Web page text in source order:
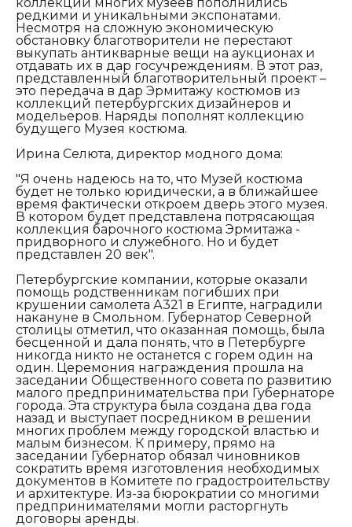
редкими и уникальными экспонатами.
Несмотря на сложную экономическую
обстановку благотворители не перестают
выкупать антикварные вещи на аукционах и
отдавать их в дар госучреждениям. В этот раз,
представленный благотворительный проект –
это передача в дар Эрмитажу костюмов из
коллекций петербургских дизайнеров и
модельеров. Наряды пополнят коллекцию
будущего Музея костюма.
Ирина Селюта, директор модного дома:
"Я очень надеюсь на то, что Музей костюма
будет не только юридически, а в ближайшее
время фактически откроем дверь этого музея.
В котором будет представлена потрясающая
коллекция барочного костюма Эрмитажа -
придворного и служебного. Но и будет
представлен 20 век".
Петербургские компании, которые оказали
помощь родственникам погибших при
крушении самолета А321 в Египте, наградили
накануне в Смольном. Губернатор Северной
столицы отметил, что оказанная помощь, была
бесценной и дала понять, что в Петербурге
никогда никто не останется с горем один на
один. Церемония награждения прошла на
заседании Общественного совета по развитию
малого предпринимательства при Губернаторе
города. Эта структура была создана два года
назад и выступает посредником в решении
многих проблем между городской властью и
малым бизнесом. К примеру, прямо на
заседании Губернатор обязал чиновников
сократить время изготовления необходимых
документов в Комитете по градостроительству
и архитектуре. Из-за бюрократии со многими
предпринимателями могли расторгнуть
договоры аренды.